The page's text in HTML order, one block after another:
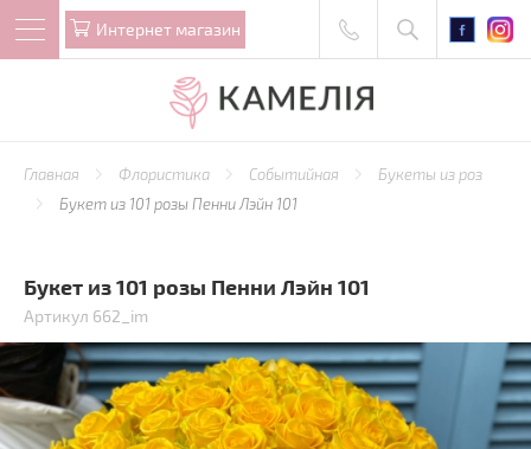
Интернет магазин
Главная Флористика Событийная
Букеты из роз
Букет из 101 розы Пенни Лэйн 101
Букет из 101 розы Пенни Лэйн 101
Артикул 662_im